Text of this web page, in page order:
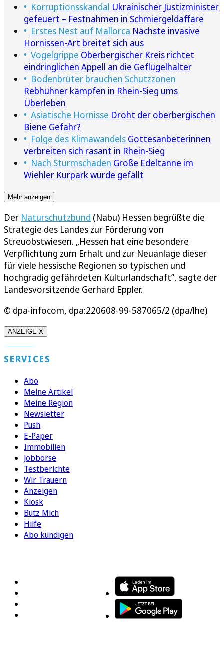
Korruptionsskandal Ukrainischer Justizminister
gefeuert – Festnahmen in Schmiergeldaffäre
Erstes Nest auf Mallorca Nächste invasive
Hornissen-Art breitet sich aus
Vogelgrippe Oberbergischer Kreis richtet
eindringlichen Appell an die Geflügelhalter
Bodenbrüter brauchen Schutzzonen
Rebhühner kämpfen in Rhein-Sieg ums
Überleben
Asiatische Hornisse Droht der oberbergischen
Biene Gefahr?
Folge des Klimawandels Gottesanbeterinnen
verbreiten sich rasant in Rhein-Sieg
Nach Sturmschaden Große Edeltanne im
Wiehler Kurpark wurde gefällt
Mehr anzeigen
Der Naturschutzbund (Nabu) Hessen begrüßte die
Strategie des Landes zur Förderung von
Streuobstwiesen. „Hessen hat eine besondere
Verpflichtung zum Erhalt und zur Neuanlage dieser
für viele hessische Regionen so typischen und
hochgradig gefährdeten Kulturlandschaft”, sagte der
Landesvorsitzende Gerhard Eppler.
© dpa-infocom, dpa:220608-99-587065/2 (dpa/lhe)
ANZEIGE X
SERVICES
Abo
Meine Artikel
Meine Region
Newsletter
Push
E-Paper
Immobilien
Jobbörse
Testberichte
Wir Trauern
Anzeigen
Kiosk
Bütz Mich
Hilfe
Abo kündigen